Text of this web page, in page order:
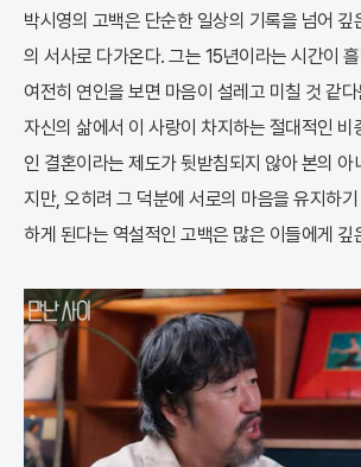
박시영의 고백은 단순한 일상의 기록을 넘어 깊
의 서사로 다가온다. 그는 15년이라는 시간이
여전히 연인을 보면 마음이 설레고 미칠 것 같
자신의 삶에서 이 사랑이 차지하는 절대적인 비
인 결혼이라는 제도가 뒷받침되지 않아 본의 아
지만, 오히려 그 덕분에 서로의 마음을 유지하
하게 된다는 역설적인 고백은 많은 이들에게 깊